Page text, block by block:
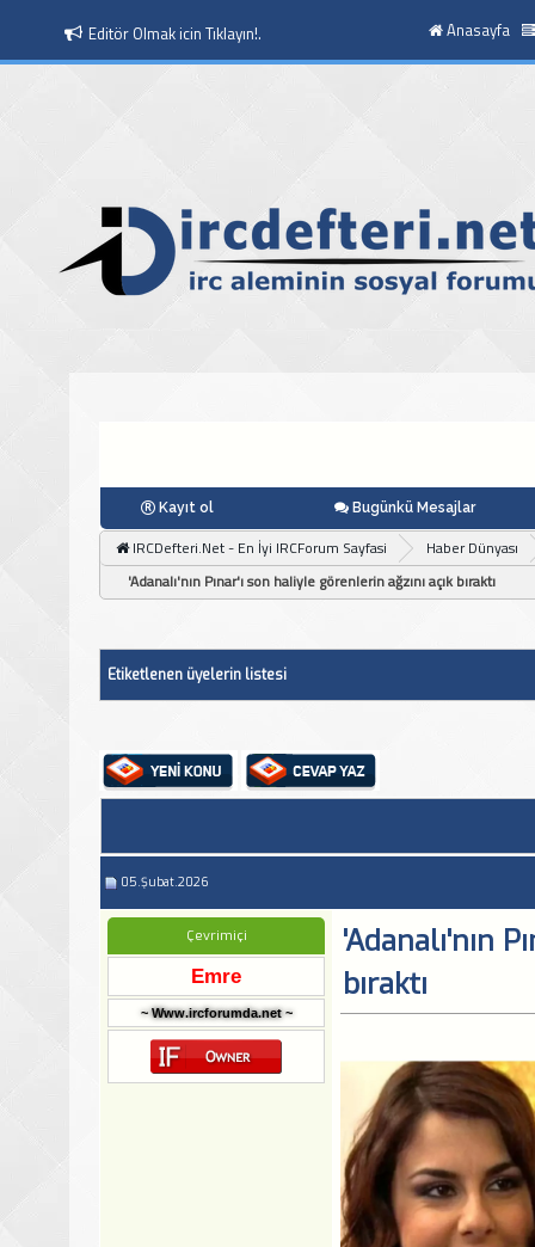
Moderatör Olmak icin Tıklayın!. Anasayfa
Kayıt ol Bugünkü Mesajlar
IRCDefteri.Net - En İyi IRCForum Sayfasi
Haber Dünyası
'Adanalı'nın Pınar'ı son haliyle görenlerin ağzını açık bıraktı
Etiketlenen üyelerin listesi
05.Şubat.2026
Çevrimiçi
Emre
~ Www.ircforumda.net ~
'Adanalı'nın
bıraktı